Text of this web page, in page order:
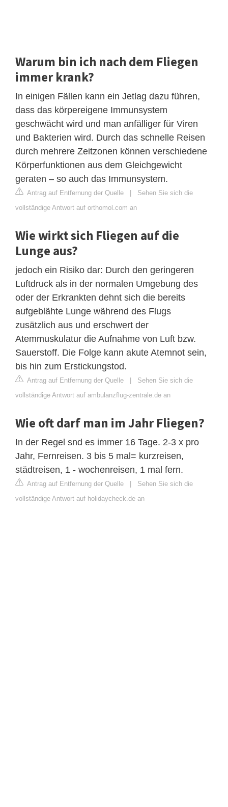
Warum bin ich nach dem Fliegen
immer krank?
In einigen Fällen kann ein Jetlag dazu führen,
dass das körpereigene Immunsystem
geschwächt wird und man anfälliger für Viren
und Bakterien wird. Durch das schnelle Reisen
durch mehrere Zeitzonen können verschiedene
Körperfunktionen aus dem Gleichgewicht
geraten – so auch das Immunsystem.
Antrag auf Entfernung der Quelle | Sehen Sie sich die
vollständige Antwort auf orthomol.com an
Wie wirkt sich Fliegen auf die
Lunge aus?
jedoch ein Risiko dar: Durch den geringeren
Luftdruck als in der normalen Umgebung des
oder der Erkrankten dehnt sich die bereits
aufgeblähte Lunge während des Flugs
zusätzlich aus und erschwert der
Atemmuskulatur die Aufnahme von Luft bzw.
Sauerstoff. Die Folge kann akute Atemnot sein,
bis hin zum Erstickungstod.
Antrag auf Entfernung der Quelle | Sehen Sie sich die
vollständige Antwort auf ambulanzflug-zentrale.de an
Wie oft darf man im Jahr Fliegen?
In der Regel snd es immer 16 Tage. 2-3 x pro
Jahr, Fernreisen. 3 bis 5 mal= kurzreisen,
städtreisen, 1 - wochenreisen, 1 mal fern.
Antrag auf Entfernung der Quelle | Sehen Sie sich die
vollständige Antwort auf holidaycheck.de an